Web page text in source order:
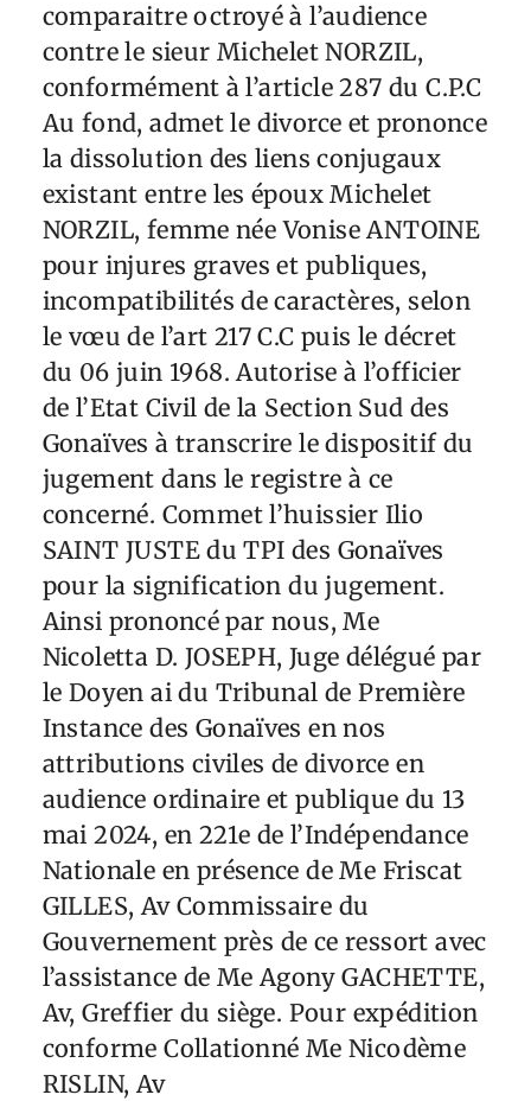
comparaitre octroyé à l’audience
contre le sieur Michelet NORZIL,
conformément à l’article 287 du C.P.C
Au fond, admet le divorce et prononce
la dissolution des liens conjugaux
existant entre les époux Michelet
NORZIL, femme née Vonise ANTOINE
pour injures graves et publiques,
incompatibilités de caractères, selon
le vœu de l’art 217 C.C puis le décret
du 06 juin 1968. Autorise à l’officier
de l’Etat Civil de la Section Sud des
Gonaïves à transcrire le dispositif du
jugement dans le registre à ce
concerné. Commet l’huissier Ilio
SAINT JUSTE du TPI des Gonaïves
pour la signification du jugement.
Ainsi prononcé par nous, Me
Nicoletta D. JOSEPH, Juge délégué par
le Doyen ai du Tribunal de Première
Instance des Gonaïves en nos
attributions civiles de divorce en
audience ordinaire et publique du 13
mai 2024, en 221e de l’Indépendance
Nationale en présence de Me Friscat
GILLES, Av Commissaire du
Gouvernement près de ce ressort avec
l’assistance de Me Agony GACHETTE,
Av, Greffier du siège. Pour expédition
conforme Collationné Me Nicodème
RISLIN, Av